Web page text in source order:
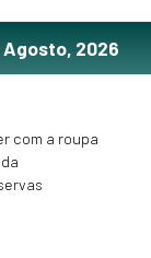
Agosto, 2026
com a roupa